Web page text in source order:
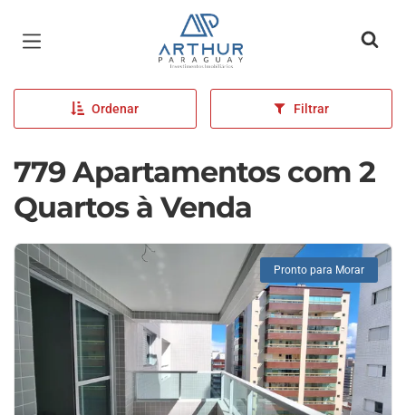
Página inicial
Ordenar Filtrar
779 Apartamentos com 2
Quartos à Venda
Pronto para Morar